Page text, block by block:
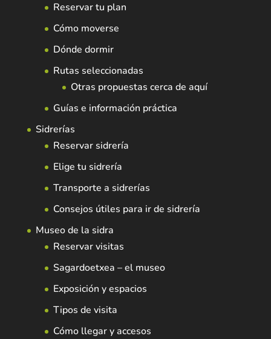
Reservar tu plan
Cómo moverse
Dónde dormir
Rutas seleccionadas
Otras propuestas cerca de aquí
Guías e información práctica
Sidrerías
Reservar sidrería
Elige tu sidrería
Transporte a sidrerías
Consejos útiles para ir de sidrería
Museo de la sidra
Reservar visitas
Sagardoetxea – el museo
Exposición y espacios
Tipos de visita
Cómo llegar y accesos